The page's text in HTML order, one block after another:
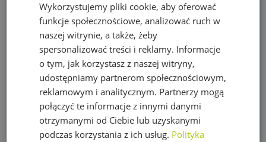
Obrzeża trawnikowe, kraty parkingowe i kotwy
Opryskiwacze
Oświetlenie
Plandeki ochronne
Plandeka wzmacniana GRAY 200g/m2
Plandeka wzmacniana GREEN 90g/m2
Wykorzystujemy pliki cookie, aby oferować
funkcje społecznościowe, analizować ruch w
naszej witrynie, a także, żeby
spersonalizować treści i reklamy. Informacje
o tym, jak korzystasz z naszej witryny,
udostępniamy partnerom społecznościowym,
reklamowym i analitycznym. Partnerzy mogą
połączyć te informacje z innymi danymi
otrzymanymi od Ciebie lub uzyskanymi
podczas korzystania z ich usług. Polityka